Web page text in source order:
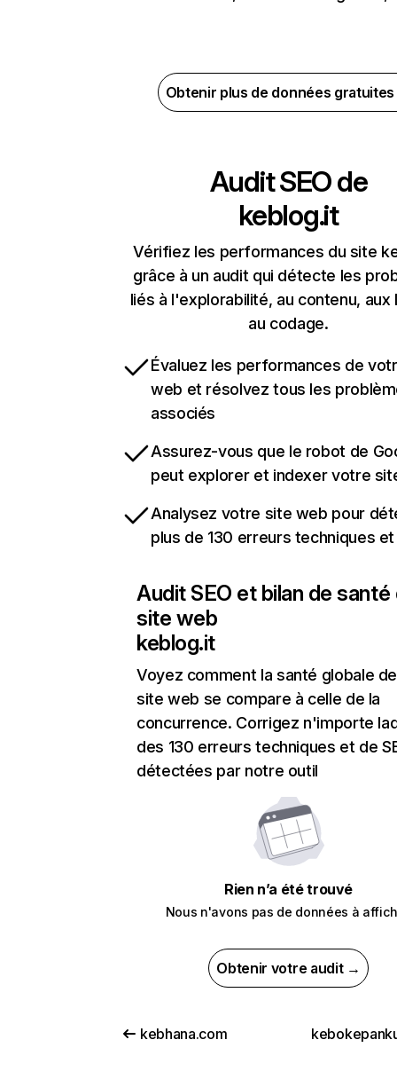
Obtenir plus de données
Audit SEO de
keblog.it
Vérifiez les performances du site
grâce à un audit qui détecte les
liés à l'explorabilité, au contenu, aux
au codage.
Évaluez les performances de
web et résolvez tous les
associés
Assurez-vous que le robot de
peut explorer et indexer votre
Analysez votre site web pour
plus de 130 erreurs techniques et
Audit SEO et bilan de santé
site web
keblog.it
Voyez comment la santé globale
site web se compare à celle de la
concurrence. Corrigez n'importe
des 130 erreurs techniques et de
détectées par notre outil
Rien n’a été trouvé
Nous n'avons pas de données à
Obtenir votre audit →
kebhana.com